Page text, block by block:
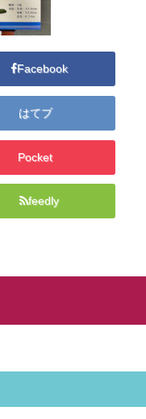
Facebook
はてブ
Pocket
feedly